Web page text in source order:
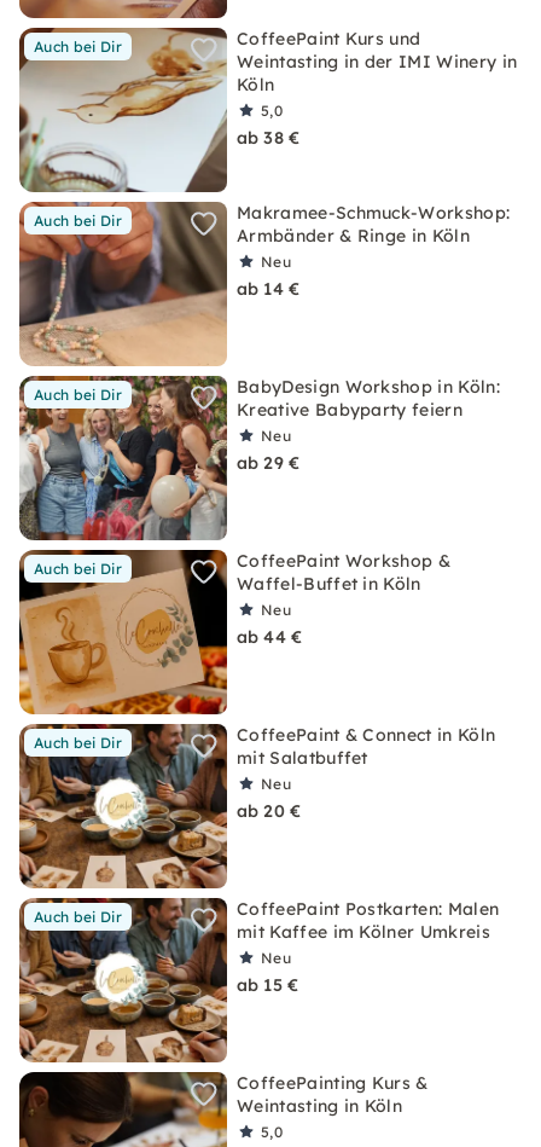
Auch bei Dir
CoffeePaint Kurs und
Weintasting in der IMI Winery in
Köln
5,0
ab 38 €
Auch bei Dir
Makramee-Schmuck-Workshop:
Armbänder & Ringe in Köln
Neu
ab 14 €
Auch bei Dir
BabyDesign Workshop in Köln:
Kreative Babyparty feiern
Neu
ab 29 €
Auch bei Dir
CoffeePaint Workshop &
Waffel-Buffet in Köln
Neu
ab 44 €
Auch bei Dir
CoffeePaint & Connect in Köln
mit Salatbuffet
Neu
ab 20 €
Auch bei Dir
CoffeePaint Postkarten: Malen
mit Kaffee im Kölner Umkreis
Neu
ab 15 €
CoffeePainting Kurs &
Weintasting in Köln
5,0